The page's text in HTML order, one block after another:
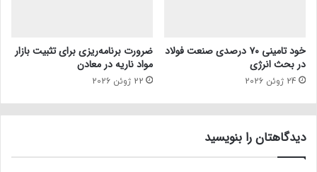
خود تامینی ۷۰ درصدی صنعت فولاد
در بحث انرژی
24 ژوئن 2026
ضرورت برنامه‌ریزی برای تثبیت بازار
مواد ناریه در معادن
22 ژوئن 2026
دیدگاهتان را بنویسید